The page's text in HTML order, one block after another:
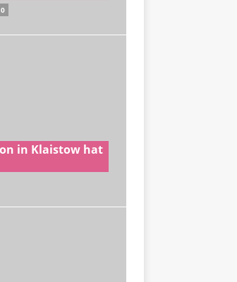
0
in Klaistow hat